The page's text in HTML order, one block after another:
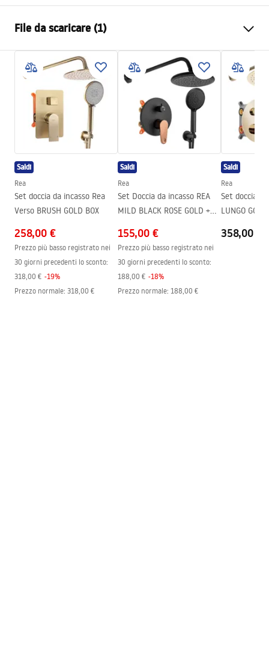
Colore
Tipo di cabina
D'angolo
Il colore del vetro
Trasparente 6mm
Modalità di apertura
Assemblaggio
Sul pavimento o piatto doccia
Altezza
1900mm
Direzione della cabina
Garanzia
Rivestimento Easy Clean
File da scaricare (1)
shower manual
shower manual.pdf
Saldi
Rea
Set doccia da incasso Rea
Verso BRUSH GOLD BOX
258,00 €
Prezzo più basso registrato nei
30 giorni precedenti lo sconto:
318,00 € -19%
Prezzo normale: 318,00 €
Saldi
Rea
Set Doccia da incasso REA
MILD BLACK ROSE GOLD +
155,00 €
Prezzo più basso registrato nei
30 giorni precedenti lo sconto:
188,00 € -18%
Prezzo normale: 188,00 €
Saldi
Rea
Set doccia
358,00 €